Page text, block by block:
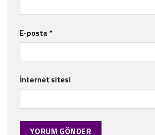
E-posta *
İnternet sitesi